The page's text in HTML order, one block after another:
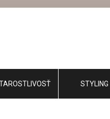
STYLING